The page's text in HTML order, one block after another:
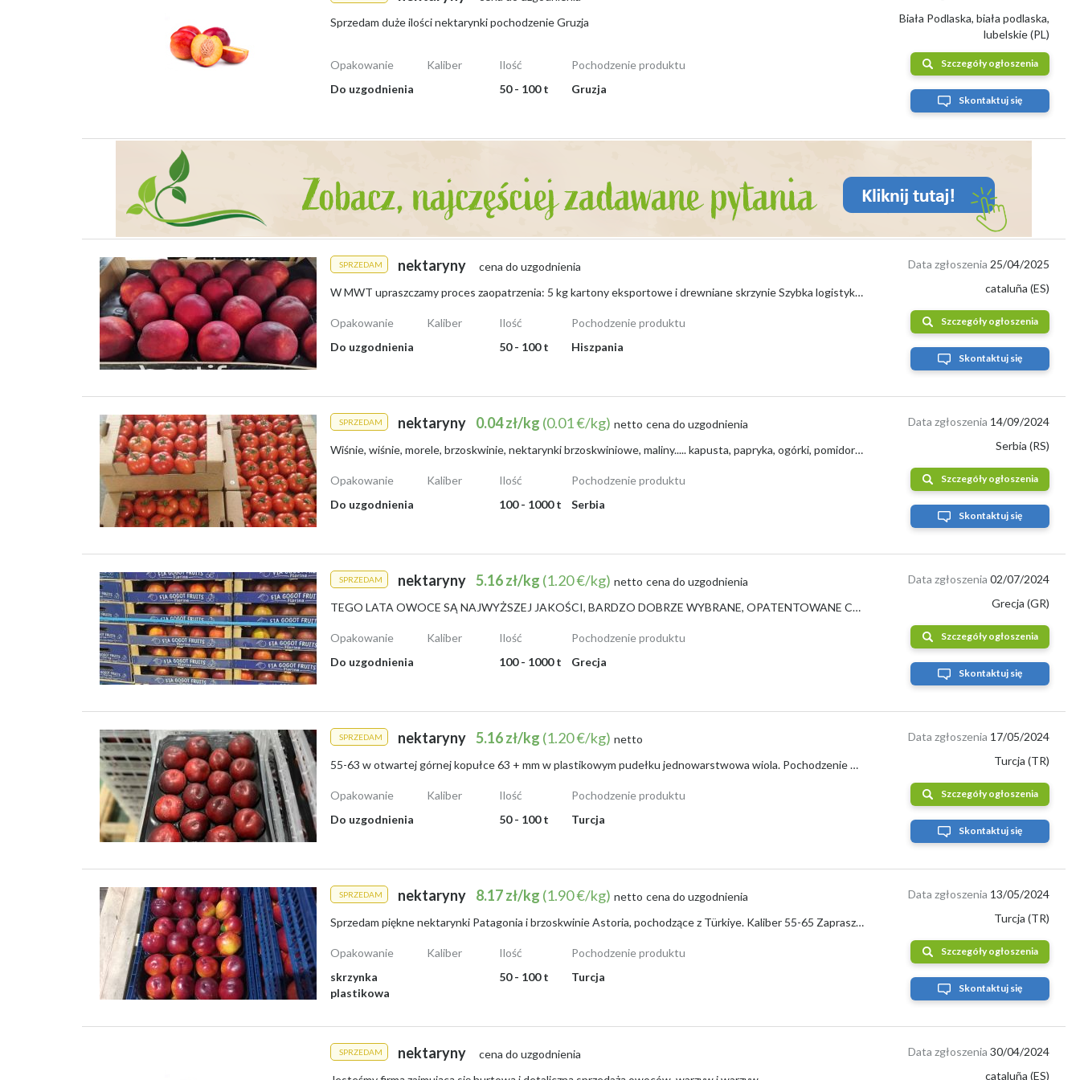
Skup Mazowieckie
Skup Opolskie
Skup Podkarpackie
Skup Warmińsko-Mazurskie
Skup Wielkopolskie
Skup Zachodniopomorskie
Sprzedam duże ilości nektarynki pochodzenie Gruzja
Biała Podlaska, biała podlaska,
lubelskie (PL)
Opakowanie
Do uzgodnienia
Kaliber
Ilość
50 - 100 t
Pochodzenie produktu
Gruzja
Szczegóły ogłoszenia
Skontaktuj się
SPRZEDAM nektaryny cena do uzgodnienia 25/04/2025
Data zgłoszenia
W MWT upraszczamy proces zaopatrzenia: 5 kg kartony eksportowe i drewniane skrzynie Szybka logistyka w całej Europie Sezon: od kwietnia do l... cataluña (ES)
Opakowanie
Do uzgodnienia
Kaliber
Ilość
50 - 100 t
Pochodzenie produktu
Hiszpania
Szczegóły ogłoszenia
Skontaktuj się
SPRZEDAM nektaryny 0.04 zł/kg (0.01 €/kg) netto cena do uzgodnienia 14/09/2024
Data zgłoszenia
Wiśnie, wiśnie, morele, brzoskwinie, nektarynki brzoskwiniowe, maliny..... kapusta, papryka, ogórki, pomidory (czerwone i różowe), ziemniaki... Serbia (RS)
Opakowanie
Do uzgodnienia
Kaliber
Ilość
100 - 1000 t
Pochodzenie produktu
Serbia
Szczegóły ogłoszenia
Skontaktuj się
SPRZEDAM nektaryny 5.16 zł/kg (1.20 €/kg) netto cena do uzgodnienia 02/07/2024
Data zgłoszenia
TEGO LATA OWOCE SĄ NAJWYŻSZEJ JAKOŚCI, BARDZO DOBRZE WYBRANE, OPATENTOWANE CERTYFIKATEM FITOSANITARNYM, PEŁNE ŚWIEŻOŚCI, W CENIE DO NEGOCJAC... Grecja (GR)
Opakowanie
Do uzgodnienia
Kaliber
Ilość
100 - 1000 t
Pochodzenie produktu
Grecja
Szczegóły ogłoszenia
Skontaktuj się
SPRZEDAM nektaryny 5.16 zł/kg (1.20 €/kg) netto 17/05/2024
Data zgłoszenia
55-63 w otwartej górnej kopułce 63 + mm w plastikowym pudełku jednowarstwowa wiola. Pochodzenie Turcja. Posiadamy ogrody z brzoskwiniami, ne... Turcja (TR)
Opakowanie
Do uzgodnienia
Kaliber
Ilość
50 - 100 t
Pochodzenie produktu
Turcja
Szczegóły ogłoszenia
Skontaktuj się
SPRZEDAM nektaryny 8.17 zł/kg (1.90 €/kg) netto cena do uzgodnienia 13/05/2024
Data zgłoszenia
Sprzedam piękne nektarynki Patagonia i brzoskwinie Astoria, pochodzące z Türkiye. Kaliber 55-65 Zapraszam zainteresowanych do współpracy. Wh... Turcja (TR)
Opakowanie
skrzynka
plastikowa
Kaliber
Ilość
50 - 100 t
Pochodzenie produktu
Turcja
Szczegóły ogłoszenia
Skontaktuj się
SPRZEDAM nektaryny cena do uzgodnienia 30/04/2024
Data zgłoszenia
cataluña (ES)